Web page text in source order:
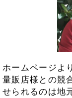
ホームページよ
量販店様との競
せられるのは地